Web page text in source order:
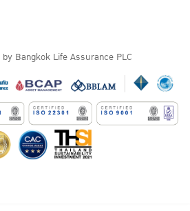
by Bangkok Life Assurance PLC